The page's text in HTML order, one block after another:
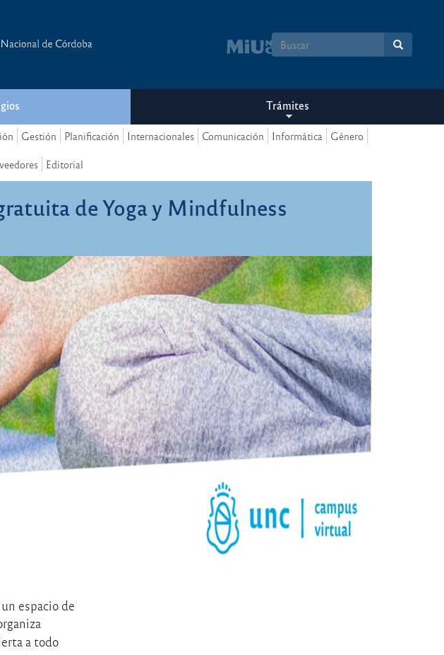
Formulario
búsqueda
Trámites
Gestión Planificación Internacionales Comunicación Informática Género
Editorial
de Yoga y Mindfulness
espacio de
a todo